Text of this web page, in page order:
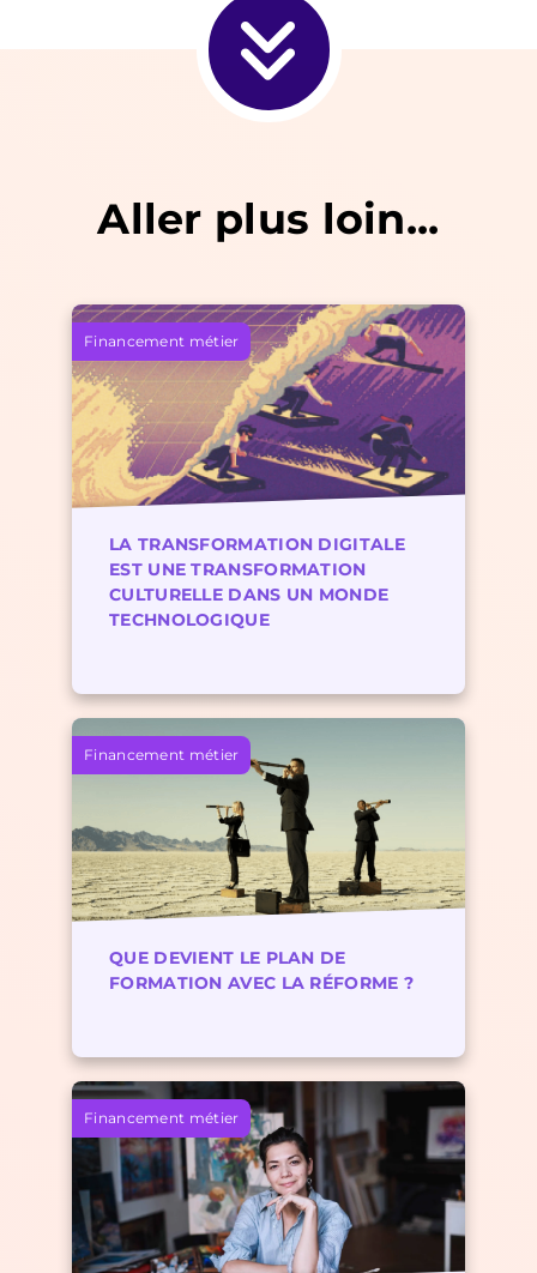
Aller plus loin...
Financement métier
LA TRANSFORMATION DIGITALE
EST UNE TRANSFORMATION
CULTURELLE DANS UN MONDE
TECHNOLOGIQUE
Financement métier
QUE DEVIENT LE PLAN DE
FORMATION AVEC LA RÉFORME ?
Financement métier